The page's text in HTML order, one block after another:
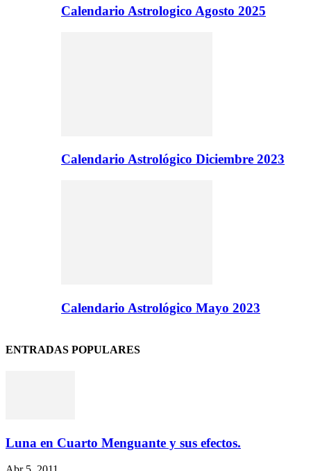
Calendario Astrologico Agosto 2025
Calendario Astrológico Diciembre 2023
Calendario Astrológico Mayo 2023
ENTRADAS POPULARES
Luna en Cuarto Menguante y sus efectos.